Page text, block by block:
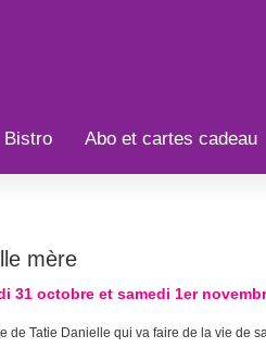
Bistro Abo et cartes cadeau
mère
31 octobre et samedi 1er
de Tatie Danielle qui va faire de la vie de